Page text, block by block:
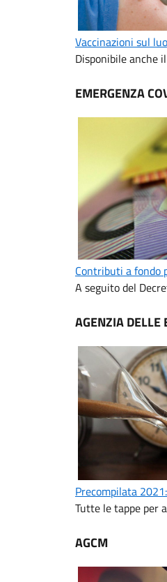
Vaccinazioni sul
Disponibile anche
EMERGENZA
Contributi a fondo
A seguito del
AGENZIA DELLE
Precompilata
Tutte le tappe per
AGCM